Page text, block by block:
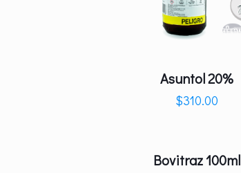
Asuntol 20%
$310.00
Bovitraz 100ml